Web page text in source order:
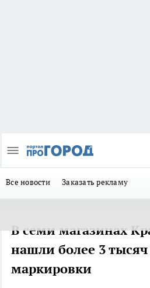
Все новости Заказать рекламу
В семи магазинах
нашли более 3
маркировки